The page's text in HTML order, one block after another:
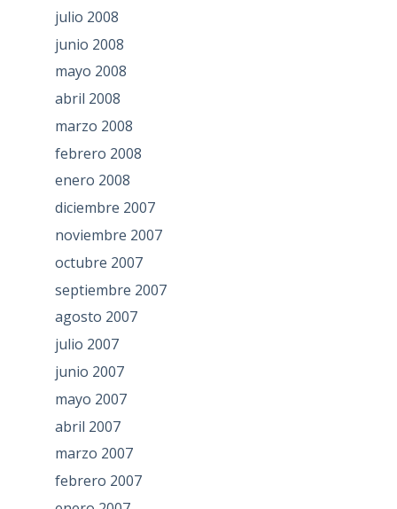
julio 2008
junio 2008
mayo 2008
abril 2008
marzo 2008
febrero 2008
enero 2008
diciembre 2007
noviembre 2007
octubre 2007
septiembre 2007
agosto 2007
julio 2007
junio 2007
mayo 2007
abril 2007
marzo 2007
febrero 2007